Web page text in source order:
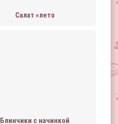
Салат «лето
Блинчики с начинкой